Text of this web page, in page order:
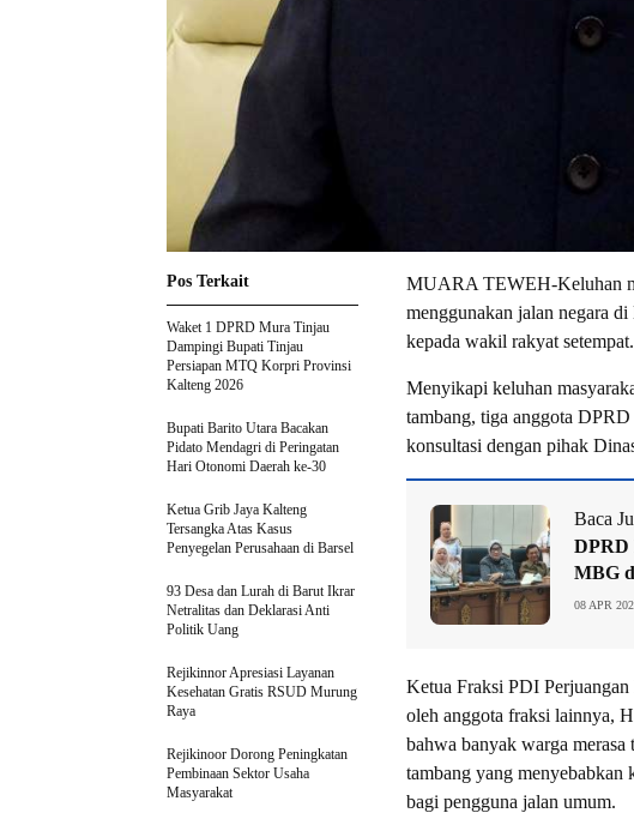
MUARA TEWEH-Keluhan
menggunakan jalan negara
kepada wakil rakyat setempat.
Menyikapi keluhan
tambang, tiga anggota
konsultasi dengan pihak
Baca
DPRD
MBG
08 APR
Ketua Fraksi PDI
oleh anggota fraksi lainnya,
bahwa banyak warga
tambang yang menyebabkan
bagi pengguna jalan umum.
Pos Terkait
Waket 1 DPRD Mura Tinjau
Dampingi Bupati Tinjau
Persiapan MTQ Korpri Provinsi
Kalteng 2026
Bupati Barito Utara Bacakan
Pidato Mendagri di Peringatan
Hari Otonomi Daerah ke-30
Ketua Grib Jaya Kalteng
Tersangka Atas Kasus
Penyegelan Perusahaan di Barsel
93 Desa dan Lurah di Barut Ikrar
Netralitas dan Deklarasi Anti
Politik Uang
Rejikinnor Apresiasi Layanan
Kesehatan Gratis RSUD Murung
Raya
Rejikinoor Dorong Peningkatan
Pembinaan Sektor Usaha
Masyarakat